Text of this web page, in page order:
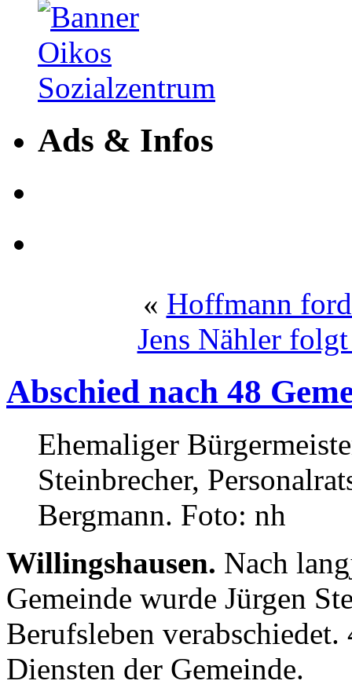
Ads & Infos
« Hoffmann
Jens Nähler
Abschied nach 48
Ehemaliger
Steinbrecher,
Bergmann. Foto: nh
Willingshausen. Nach
Gemeinde wurde Jürgen
Berufsleben
Diensten der Gemeinde.